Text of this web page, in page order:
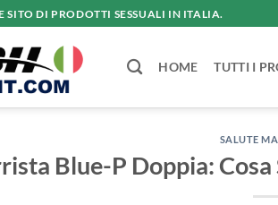
SITO DI PRODOTTI SESSUALI IN ITALIA.
HOME TUTTI I
SALUTE
Blue-P Doppia: